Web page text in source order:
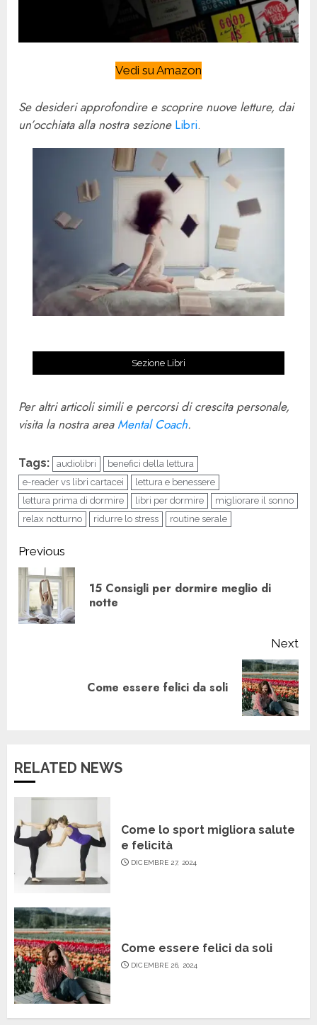
Vedi su Amazon
Se desideri approfondire e scoprire nuove letture, dai
un’occhiata alla nostra sezione Libri.
Sezione Libri
Per altri articoli simili e percorsi di crescita personale,
visita la nostra areaMental Coach.
Tags: audiolibri
benefici della lettura
e-reader vs libri cartacei
lettura e benessere
lettura prima di dormire
libri per dormire
migliorare il sonno
relax notturno
ridurre lo stress routine serale
Continue
Reading
Previous
15 Consigli per dormire meglio di
notte
Next
Come essere felici da soli
RELATED NEWS
Come lo sport migliora salute
e felicità
DICEMBRE 27, 2024
Come essere felici da soli
DICEMBRE 26, 2024